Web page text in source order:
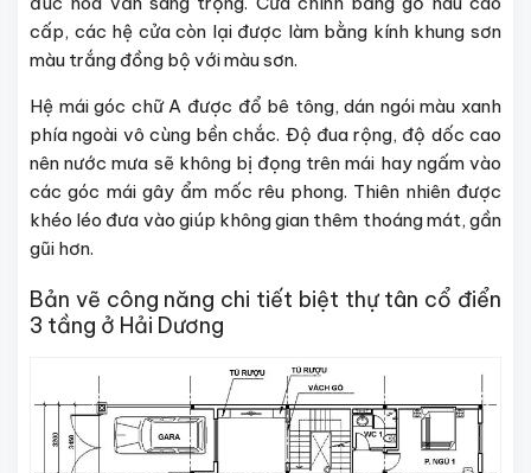
cấp, các hệ cửa còn lại được làm bằng kính khung sơn
màu trắng đồng bộ với màu sơn.
Hệ mái góc chữ A được đổ bê tông, dán ngói màu xanh
phía ngoài vô cùng bền chắc. Độ đua rộng, độ dốc cao
nên nước mưa sẽ không bị đọng trên mái hay ngấm vào
các góc mái gây ẩm mốc rêu phong. Thiên nhiên được
khéo léo đưa vào giúp không gian thêm thoáng mát, gần
gũi hơn.
Bản vẽ công năng chi tiết biệt thự tân cổ điển
3 tầng ở Hải Dương